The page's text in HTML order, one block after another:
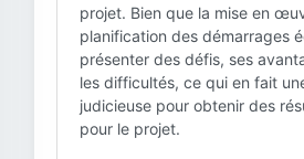
projet. Bien que la mise en
planification des démarrages
présenter des défis, ses
les difficultés, ce qui en fait
judicieuse pour obtenir des
pour le projet.